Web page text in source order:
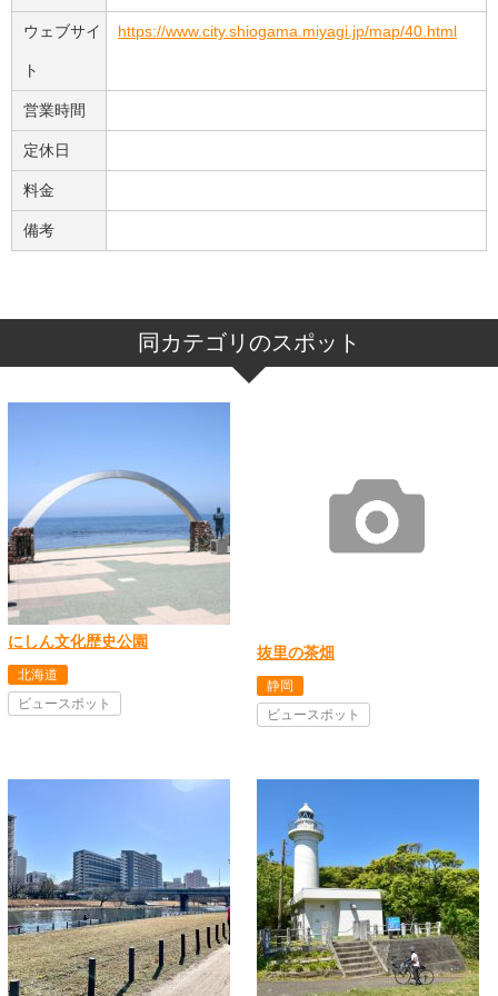
ウェブサイ
ト
https://www.city.shiogama.miyagi.jp/map/40.html
営業時間
定休日
料金
備考
同カテゴリのスポット
にしん文化歴史公園
北海道
ビュースポット
抜里の茶畑
静岡
ビュースポット